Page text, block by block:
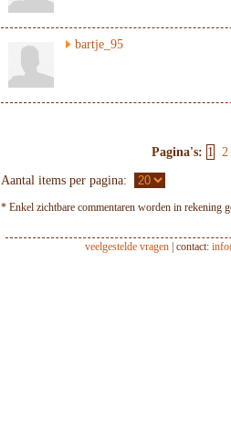
bartje_95
Pagina's: 1 2
Aantal items per pagina:
* Enkel zichtbare commentaren worden in rekening
veelgestelde vragen | contact: